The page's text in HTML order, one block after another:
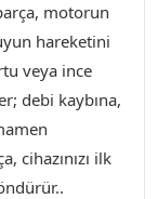
motorun
hareketini
veya ince
debi kaybına,
cihazınızı ilk